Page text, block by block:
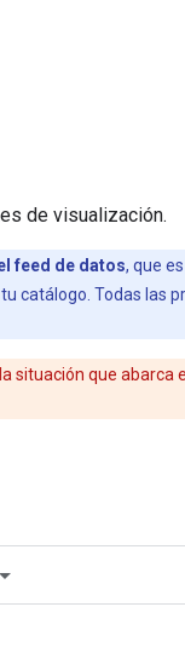
de visualización.
feed de datos, que
catálogo. Todas las
situación que abarca